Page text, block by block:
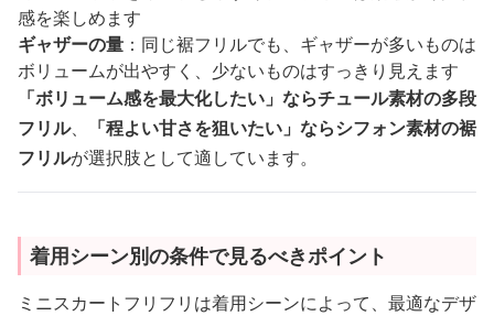
感を楽しめます
ギャザーの量 ：同じ裾フリルでも、ギャザーが多いものは
ボリュームが出やすく、少ないものはすっきり見えます
「ボリューム感を最大化したい」ならチュール素材の多段
フリル、
「程よい甘さを狙いたい」ならシフォン素材の裾
フリルが選択肢として適しています。
着用シーン別の条件で見るべきポイント
ミニスカートフリフリは着用シーンによって、最適なデザ